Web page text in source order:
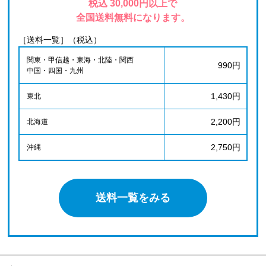
税込 30,000円以上で
全国送料無料になります。
［送料一覧］（税込）
関東・甲信越・東海・北陸・関西
中国・四国・九州
990円
東北 1,430円
北海道 2,200円
沖縄 2,750円
送料一覧をみる